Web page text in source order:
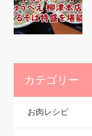
カテゴリー
お肉レシピ